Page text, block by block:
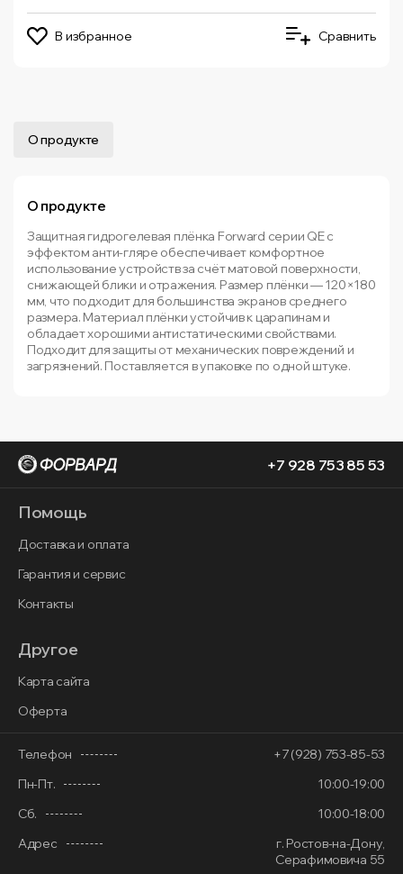
В избранное Сравнить
О продукте
О продукте
Защитная гидрогелевая плёнка Forward серии QE с
эффектом анти-гляре обеспечивает комфортное
использование устройств за счёт матовой поверхности,
снижающей блики и отражения. Размер плёнки — 120×180
мм, что подходит для большинства экранов среднего
размера. Материал плёнки устойчив к царапинам и
обладает хорошими антистатическими свойствами.
Подходит для защиты от механических повреждений и
загрязнений. Поставляется в упаковке по одной штуке.
+7 928 753 85 53
Помощь
Доставка и оплата
Гарантия и сервис
Контакты
Другое
Карта сайта
Оферта
Телефон
+7 (928) 753-85-53
Пн-Пт.
10:00-19:00
Сб.
10:00-18:00
Адрес
г. Ростов-на-Дону,
Серафимовича 55